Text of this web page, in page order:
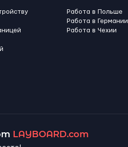
Работа в Польше
Работа в Германии
Работа в Чехии
LAYBOARD.com